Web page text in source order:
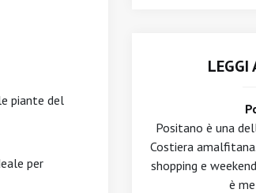
piante del
per
LEGGI
Positano è una
Costiera
shopping e
è